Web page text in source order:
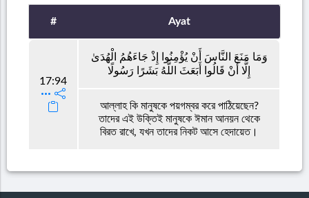
# Ayat
17:94
وَمَا مَنَعَ النَّاسَ أَنْ يُؤْمِنُوا إِذْ جَاءَهُمُ الْهُدَىٰ
إِلَّا أَنْ قَالُوا أَبَعَثَ اللَّهُ بَشَرًا رَسُولًا
আল্লাহ কি মানুষকে পয়গম্বর করে পাঠিয়েছেন?
তাদের এই উক্তিই মানুষকে ঈমান আনয়ন থেকে
বিরত রাখে, যখন তাদের নিকট আসে হেদায়েত।